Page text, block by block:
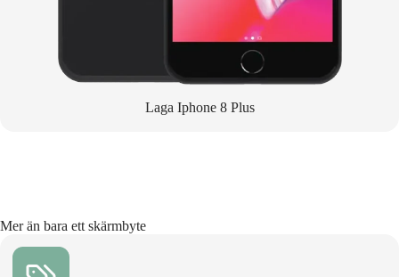
Laga Iphone 8 Plus
Mer än bara ett skärmbyte